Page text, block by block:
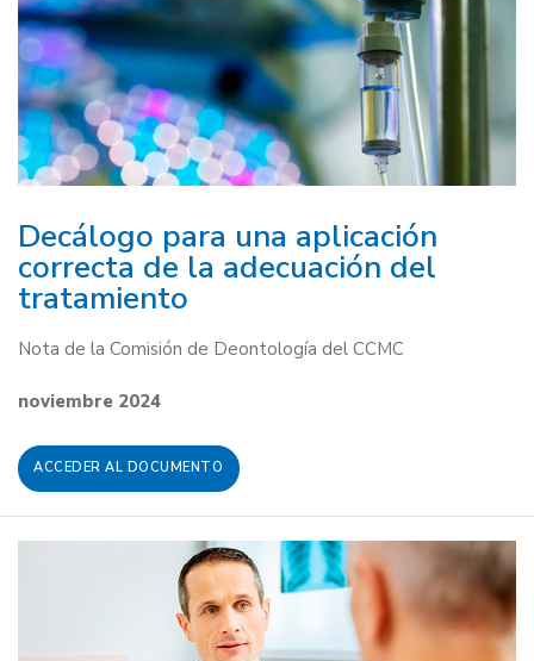
Decálogo para una aplicación
correcta de la adecuación del
tratamiento
Nota de la Comisión de Deontología del CCMC
noviembre 2024
ACCEDER AL DOCUMENTO